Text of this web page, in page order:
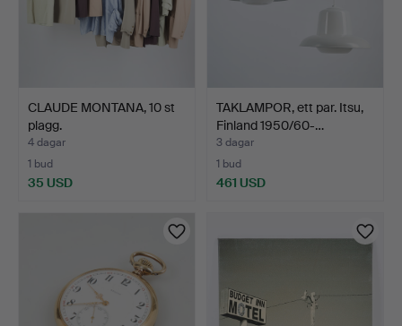
CLAUDE MONTANA, 10 st
plagg.
4 dagar
1 bud
35 USD
TAKLAMPOR, ett par. Itsu,
Finland 1950/60-…
3 dagar
1 bud
461 USD